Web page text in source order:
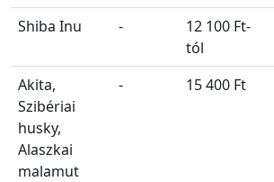
Shiba Inu -
12 100 Ft-
tól
Akita,
Szibériai
husky,
Alaszkai
malamut
- 15 400 Ft